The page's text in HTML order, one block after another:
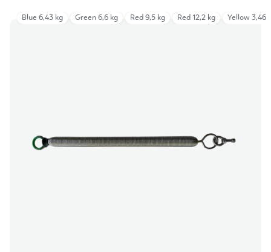
Blue 6,43 kg Green 6,6 kg Red 9,5 kg Red 12,2 kg Yellow 3,46